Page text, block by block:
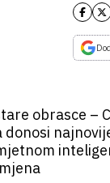
obrasce –